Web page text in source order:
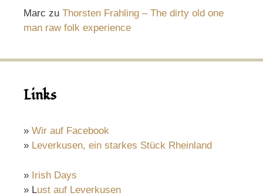
Marc zu Thorsten Frahling – The dirty old one
man raw folk experience
Links
» Wir auf Facebook
» Leverkusen, ein starkes Stück Rheinland
» Irish Days
» Lust auf Leverkusen